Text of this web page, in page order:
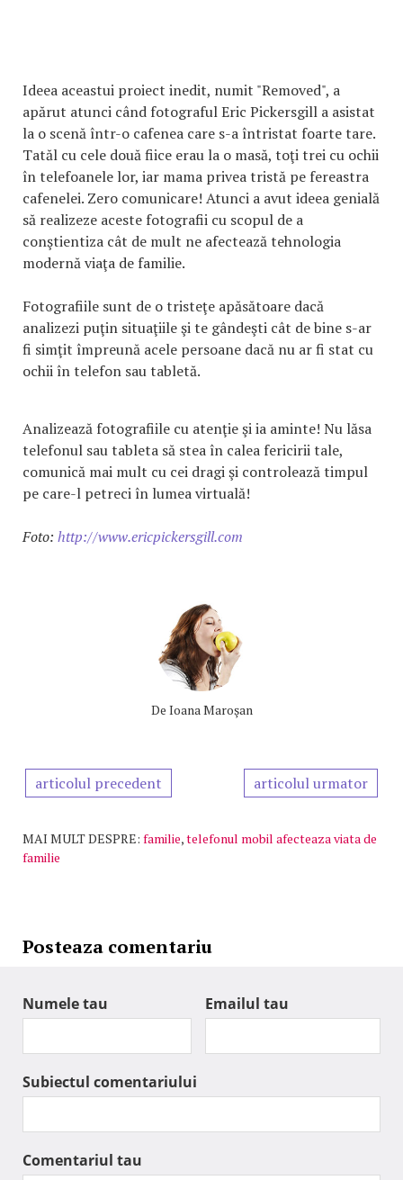
Ideea aceastui proiect inedit, numit "Removed", a
apărut atunci când fotograful Eric Pickersgill a asistat
la o scenă într-o cafenea care s-a întristat foarte tare.
Tatăl cu cele două fiice erau la o masă, toţi trei cu ochii
în telefoanele lor, iar mama privea tristă pe fereastra
cafenelei. Zero comunicare! Atunci a avut ideea genială
să realizeze aceste fotografii cu scopul de a
conştientiza cât de mult ne afectează tehnologia
modernă viaţa de familie.
Fotografiile sunt de o tristeţe apăsătoare dacă
analizezi puţin situaţiile şi te gândeşti cât de bine s-ar
fi simţit împreună acele persoane dacă nu ar fi stat cu
ochii în telefon sau tabletă.
Analizează fotografiile cu atenţie şi ia aminte! Nu lăsa
telefonul sau tableta să stea în calea fericirii tale,
comunică mai mult cu cei dragi şi controlează timpul
pe care-l petreci în lumea virtuală!
Foto: http://www.ericpickersgill.com
De Ioana Maroşan
articolul precedent articolul urmator
MAI MULT DESPRE: familie,telefonul mobil afecteaza viata de
familie
Posteaza comentariu
Numele tau Emailul tau
Subiectul comentariului
Comentariul tau